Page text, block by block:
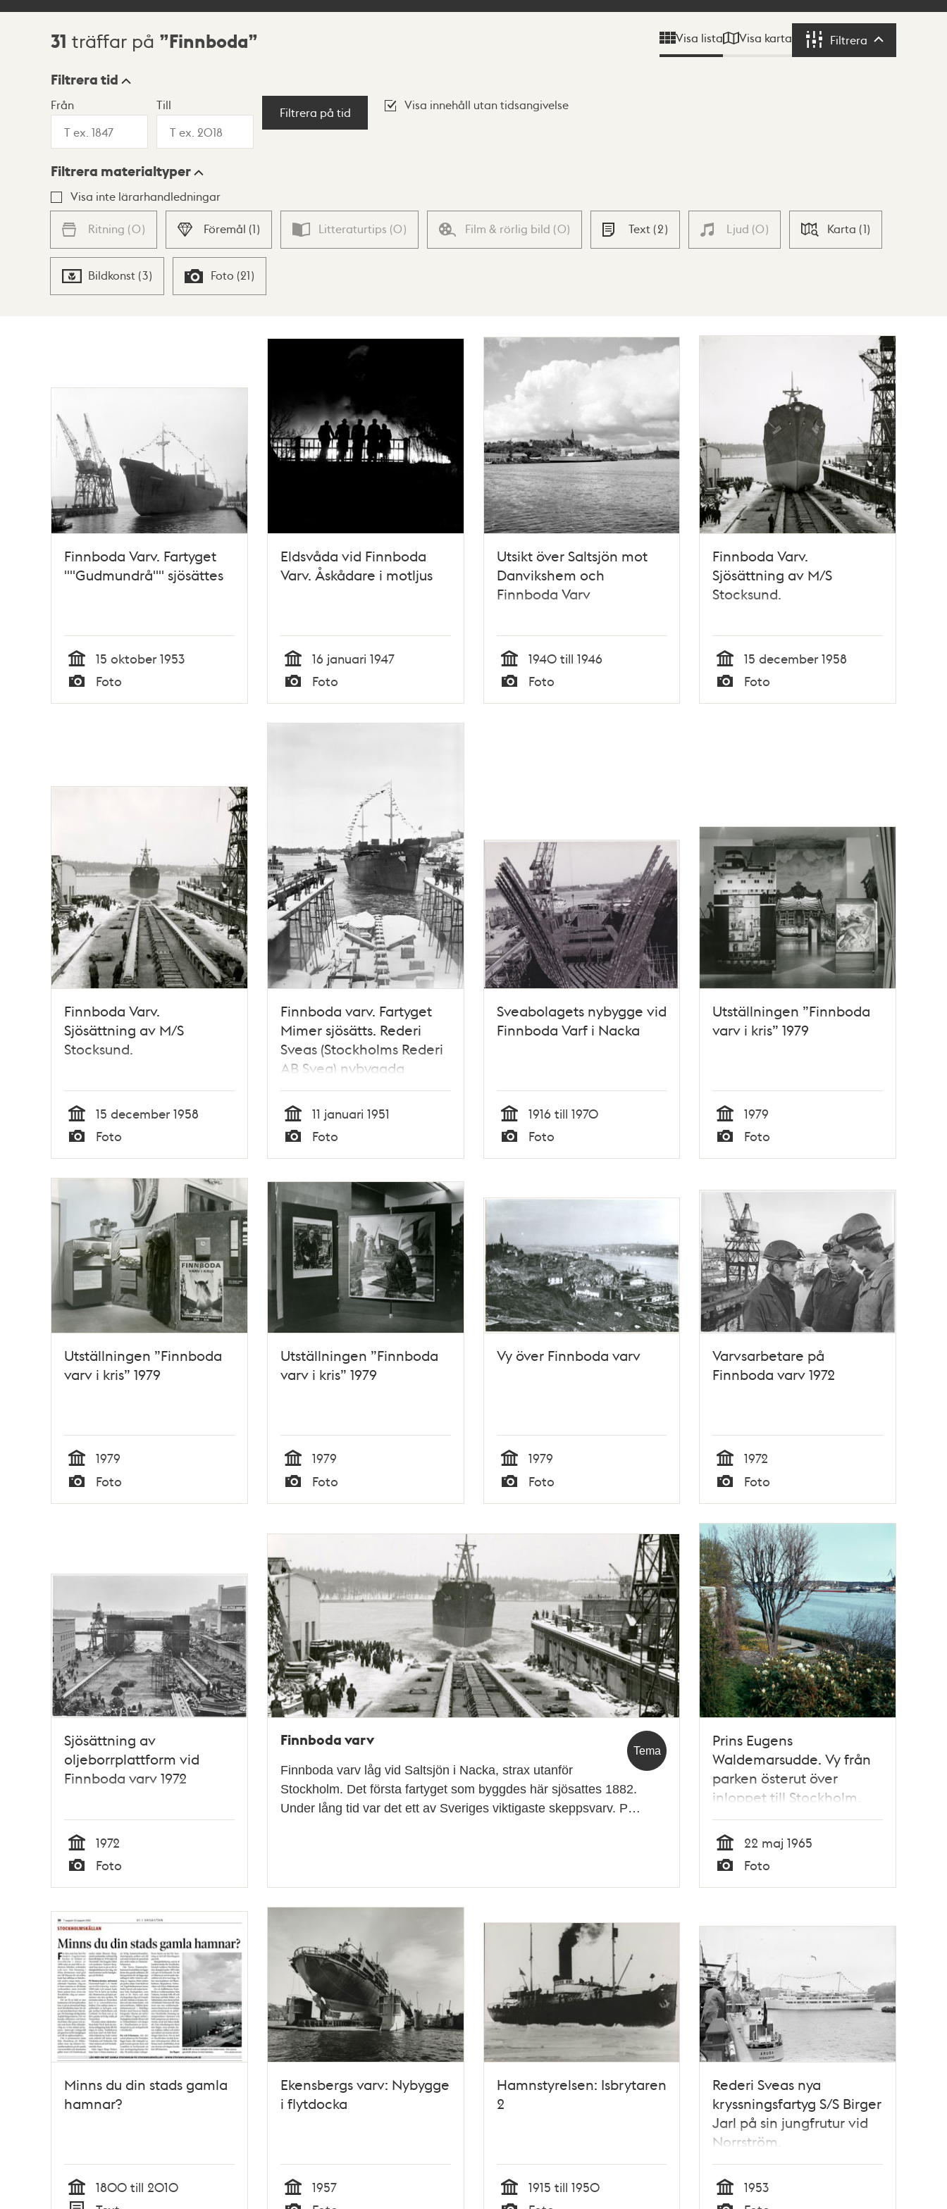
Sökresultat
31 träffar på Finnboda Visa lista Visa karta Filtrera Filtrera
Visningsläge
Lista Karta
Filtrera tid
Från Till
Filtrera på tid
Visa innehåll utan tidsangivelse
Filtrera materialtyper
Visa inte lärarhandledningar
Ritning (0) Föremål (1) Litteraturtips (0) Film & rörlig bild (0) Text (2) Ljud (0) Karta (1)
Bildkonst (3) Foto (21)
Finnboda Varv. Fartyget
""Gudmundrå"" sjösättes
Tid
15 oktober 1953
Typ
Foto
Eldsvåda vid Finnboda
Varv. Åskådare i motljus
Tid
16 januari 1947
Typ
Foto
Utsikt över Saltsjön mot
Danvikshem och
Finnboda Varv
Tid
1940 till 1946
Typ
Foto
Finnboda Varv.
Sjösättning av M/S
Stocksund.
Tid
15 december 1958
Typ
Foto
Finnboda Varv.
Sjösättning av M/S
Stocksund.
Tid
15 december 1958
Typ
Foto
Finnboda varv. Fartyget
Mimer sjösätts. Rederi
Sveas (Stockholms Rederi
AB Svea) nybyggda
lastmotorfartyg, den
fjärde i serien av liknande
fartyg
Tid
11 januari 1951
Typ
Foto
Sveabolagets nybygge vid
Finnboda Varf i Nacka
Tid
1916 till 1970
Typ
Foto
Utställningen ”Finnboda
varv i kris” 1979
Tid
1979
Typ
Foto
Utställningen ”Finnboda
varv i kris” 1979
Tid
1979
Typ
Foto
Utställningen ”Finnboda
varv i kris” 1979
Tid
1979
Typ
Foto
Vy över Finnboda varv
Tid
1979
Typ
Foto
Varvsarbetare på
Finnboda varv 1972
Tid
1972
Typ
Foto
Sjösättning av
oljeborrplattform vid
Finnboda varv 1972
Tid
1972
Typ
Foto
Tema
Finnboda varv
Finnboda varv låg vid Saltsjön i Nacka, strax utanför
Stockholm. Det första fartyget som byggdes här sjösattes 1882.
Under lång tid var det ett av Sveriges viktigaste skeppsvarv. P…
Prins Eugens
Waldemarsudde. Vy från
parken österut över
inloppet till Stockholm.
Tid
22 maj 1965
Typ
Foto
Minns du din stads gamla
hamnar?
Tid
1800 till 2010
Ekensbergs varv: Nybygge
i flytdocka
Tid
1957
Hamnstyrelsen: Isbrytaren
2
Tid
1915 till 1950
Rederi Sveas nya
kryssningsfartyg S/S Birger
Jarl på sin jungfrutur vid
Norrström.
Tid
1953